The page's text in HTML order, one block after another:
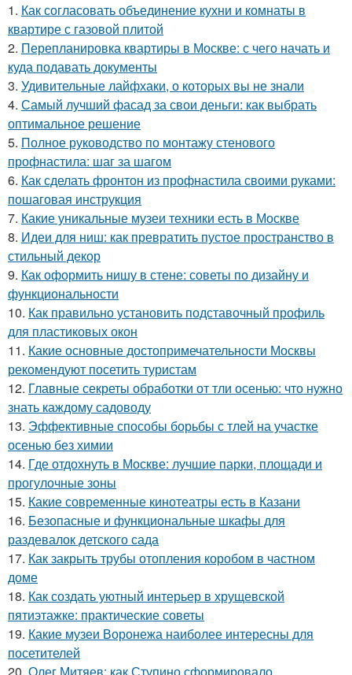
1. Как согласовать объединение кухни и комнаты в
квартире с газовой плитой
2. Перепланировка квартиры в Москве: с чего начать и
куда подавать документы
3. Удивительные лайфхаки, о которых вы не знали
4. Самый лучший фасад за свои деньги: как выбрать
оптимальное решение
5. Полное руководство по монтажу стенового
профнастила: шаг за шагом
6. Как сделать фронтон из профнастила своими руками:
пошаговая инструкция
7. Какие уникальные музеи техники есть в Москве
8. Идеи для ниш: как превратить пустое пространство в
стильный декор
9. Как оформить нишу в стене: советы по дизайну и
функциональности
10. Как правильно установить подставочный профиль
для пластиковых окон
11. Какие основные достопримечательности Москвы
рекомендуют посетить туристам
12. Главные секреты обработки от тли осенью: что нужно
знать каждому садоводу
13. Эффективные способы борьбы с тлей на участке
осенью без химии
14. Где отдохнуть в Москве: лучшие парки, площади и
прогулочные зоны
15. Какие современные кинотеатры есть в Казани
16. Безопасные и функциональные шкафы для
раздевалок детского сада
17. Как закрыть трубы отопления коробом в частном
доме
18. Как создать уютный интерьер в хрущевской
пятиэтажке: практические советы
19. Какие музеи Воронежа наиболее интересны для
посетителей